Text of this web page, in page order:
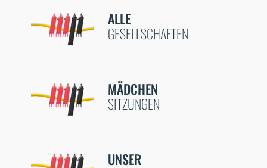
ALLE
GESELLSCHAFTEN
MÄDCHEN
SITZUNGEN
UNSER